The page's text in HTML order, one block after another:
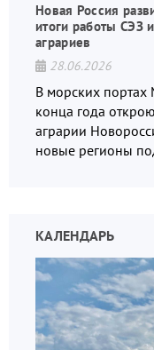
Новая Россия
итоги работы СЭЗ
аграриев
28.06.2026
В морских
конца года
аграрии
новые регионы
КАЛЕНДАРЬ